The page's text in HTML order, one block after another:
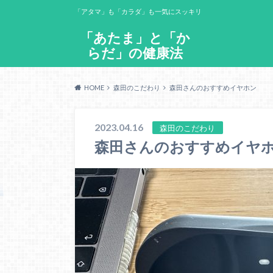
「あたま」と「か
らだ」の健康法
「アタマ」も「カラダ」も一気にスッキリ
HOME 森田のこだわり 森田さんのおすすめイヤホン
2023.04.16 森田のこだわり
森田さんのおすすめイヤ